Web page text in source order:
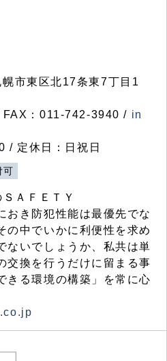
市東区北17条東7丁目1
：011-742-3940 / in
/ 定休日：日祝日
可
ＡＦＥＴＹ
おき防犯性能は最優先でな
の中でいかに利便性を求め
ないでしょうか、私共は単
交換を行うだけに留まる事
きる環境の構築」を常に心